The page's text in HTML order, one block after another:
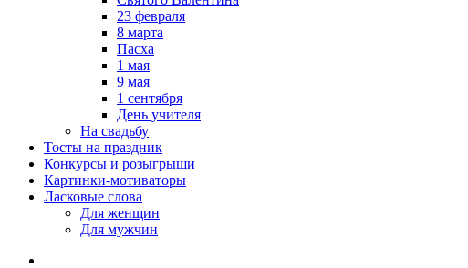
23 февраля
8 марта
Пасха
1 мая
9 мая
1 сентября
День учителя
На свадьбу
Тосты на праздник
Конкурсы и розыгрыши
Картинки-мотиваторы
Ласковые слова
Для женщин
Для мужчин